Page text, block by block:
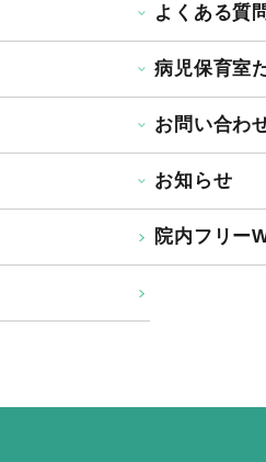
よくある質
病児保育室
お問い合わ
お知らせ
院内フリー